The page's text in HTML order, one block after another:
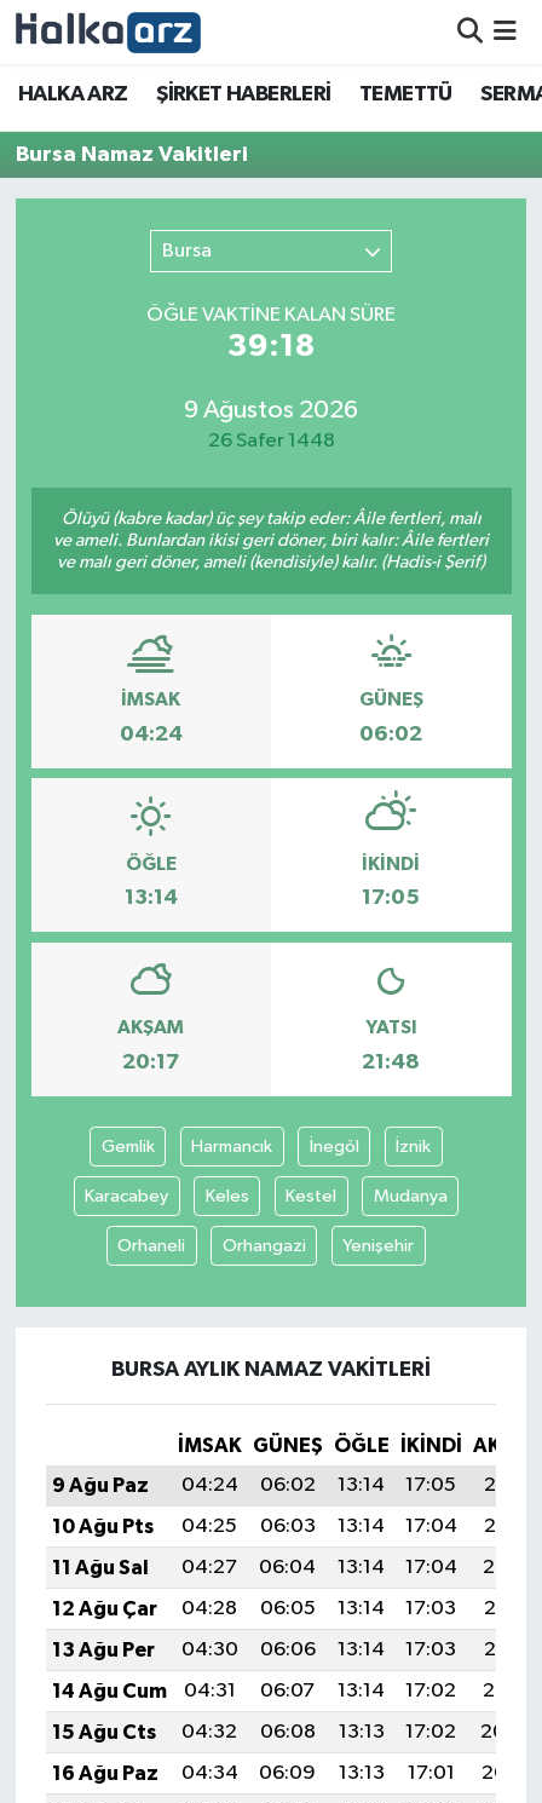
HALKA ARZ ŞİRKET HABERLERİ TEMETTÜ
Bursa Namaz Vakitleri
Bursa
ÖĞLE VAKTİNE KALAN SÜRE
39:18
9 Ağustos 2026
26 Safer 1448
Ölüyü (kabre kadar) üç şey takip eder: Âile fertleri, malı
ve ameli. Bunlardan ikisi geri döner, biri kalır: Âile fertleri
ve malı geri döner, ameli (kendisiyle) kalır. (Hadis-i Şerif)
İMSAK
04:24
GÜNEŞ
06:02
ÖĞLE
13:14
İKINDI
17:05
AKŞAM
20:17
YATSI
21:48
Gemlik Harmancık İnegöl İznik
Karacabey Keles Kestel Mudanya
Orhaneli Orhangazi Yenişehir
BURSA AYLIK NAMAZ VAKITLERI
İMSAK GÜNEŞ ÖĞLE İKINDI
9 Ağu Paz
04:24 06:02 13:14 17:05
20:17
10 Ağu Pts
04:25 06:03 13:14 17:04
20:16
11 Ağu Sal
04:27 06:04 13:14 17:04
20:14
12 Ağu Çar
04:28 06:05 13:14 17:03
20:13
13 Ağu Per
04:30 06:06 13:14 17:03
20:12
14 Ağu Cum
04:31 06:07 13:14 17:02
20:10
15 Ağu Cts
04:32 06:08 13:13 17:02
20:09
16 Ağu Paz
04:34 06:09 13:13 17:01
20:08
HALKA ARZ
SERMAYE ARTIRIMI
TEMETTÜ